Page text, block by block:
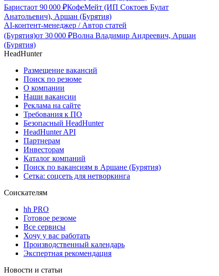
Баристаот 90 000 ₽КофеМейт (ИП Соктоев Булат
Анатольевич), Аршан (Бурятия)
AI-контент-менеджер / Автор статей
(Бурятия)от 30 000 ₽Волна Владимир Андреевич, Аршан
(Бурятия)
HeadHunter
Размещение вакансий
Поиск по резюме
О компании
Наши вакансии
Реклама на сайте
Требования к ПО
Безопасный HeadHunter
HeadHunter API
Партнерам
Инвесторам
Каталог компаний
Поиск по вакансиям в Аршане (Бурятия)
Сетка: соцсеть для нетворкинга
Соискателям
hh PRO
Готовое резюме
Все сервисы
Хочу у вас работать
Производственный календарь
Экспертная рекомендация
Новости и статьи